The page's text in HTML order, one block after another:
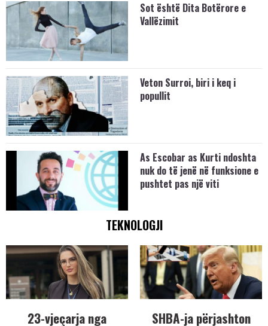
Sot është Dita Botërore e
Vallëzimit
Veton Surroi, biri i keq i
popullit
As Escobar as Kurti ndoshta
nuk do të jenë në funksione e
pushtet pas një viti
TEKNOLOGJI
23-vjeçarja nga
SHBA-ja përjashton